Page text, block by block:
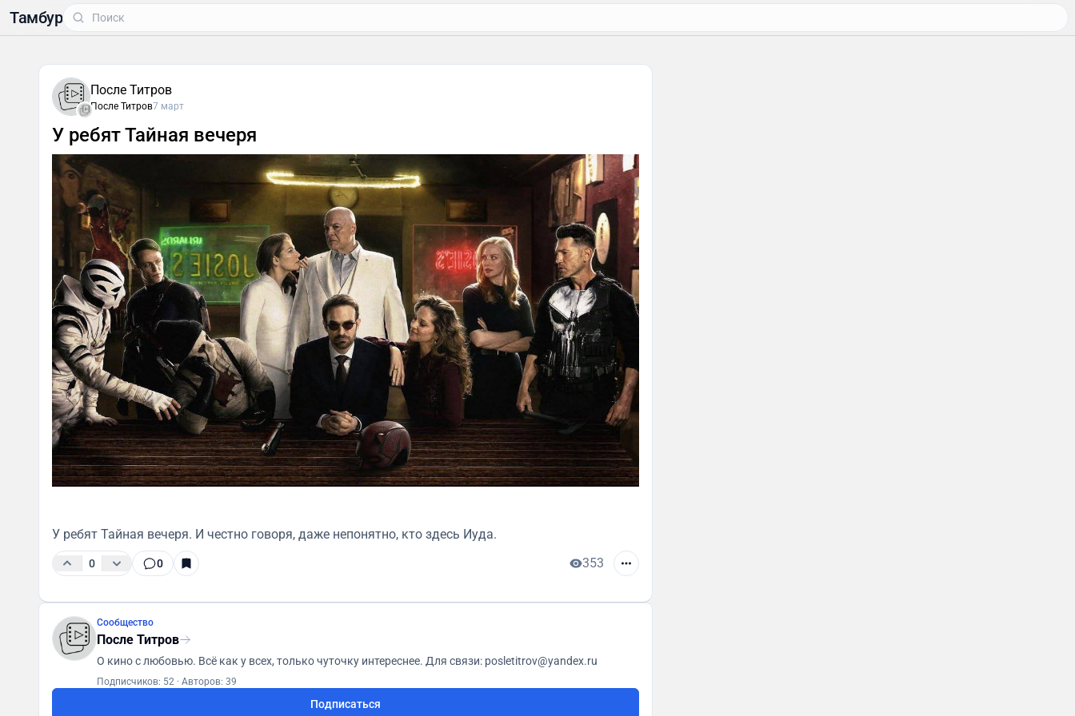
Тамбур
После Титров
После Титров7 март
У ребят Тайная вечеря
У ребят Тайная вечеря. И честно говоря, даже непонятно, кто здесь Иуда.
0 0 353
Сообщество
После Титров
О кино с любовью. Всё как у всех, только чуточку интереснее. Для связи: posletitrov@yandex.ru
Подписчиков: 52 · Авторов: 39
Подписаться